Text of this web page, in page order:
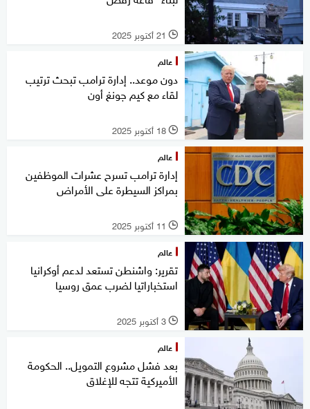
l 21 أكتوبر 2025
عالم
دون موعد.. إدارة ترامب تبحث ترتيب
لقاء مع كيم جونغ أون
l 18 أكتوبر 2025
عالم
إدارة ترامب تسرح عشرات الموظفين
بمراكز السيطرة على الأمراض
l 11 أكتوبر 2025
عالم
تقرير: واشنطن تستعد لدعم أوكرانيا
استخباراتيا لضرب عمق روسيا
l 3 أكتوبر 2025
عالم
بعد فشل مشروع التمويل.. الحكومة
الأميركية تتجه للإغلاق